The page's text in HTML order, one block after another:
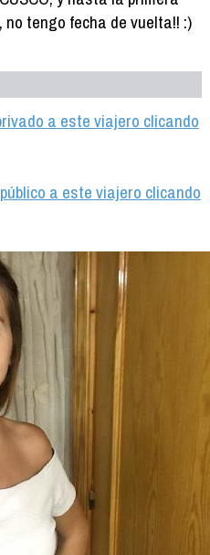
tengo fecha de vuelta!! :)
a este viajero clicando
a este viajero clicando